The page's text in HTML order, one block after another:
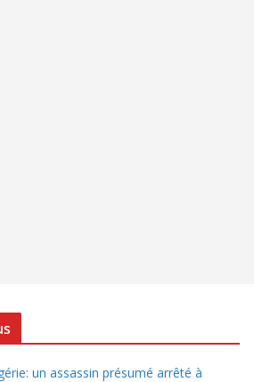
un assassin présumé arrêté à